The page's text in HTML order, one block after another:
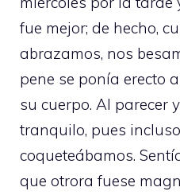
fue mejor; de hecho,
abrazamos, nos
pene se ponía erecto
su cuerpo. Al parecer
tranquilo, pues
coqueteábamos.
que otrora fuese